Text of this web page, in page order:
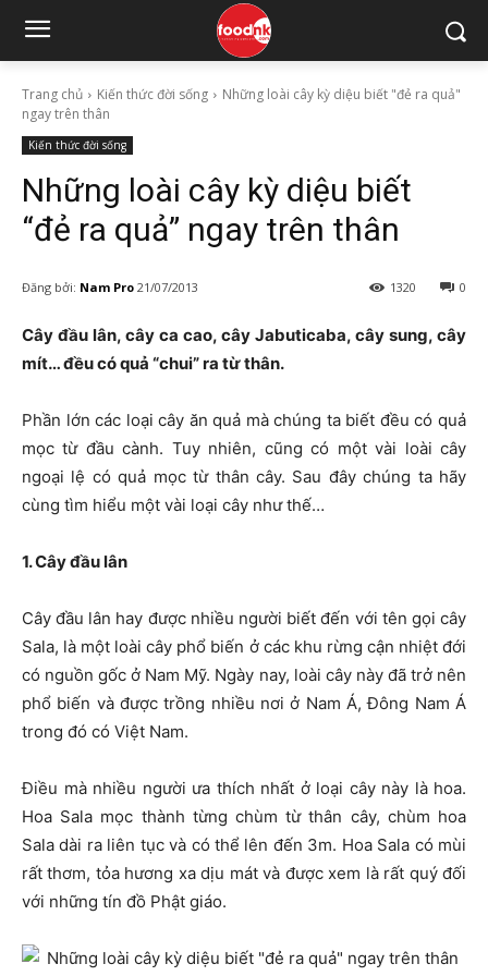
Trang chủ Kiến thức đời sống
Những loài cây kỳ diệu biết "đẻ ra quả"
ngay trên thân
Kiến thức đời sống
Những loài cây kỳ diệu biết
“đẻ ra quả” ngay trên thân
Đăng bởi: Nam Pro 21/07/2013 0
1320
Cây đầu lân, cây ca cao, cây Jabuticaba, cây sung, cây
mít… đều có quả “chui” ra từ thân.
Phần lớn các loại cây ăn quả mà chúng ta biết đều có quả
mọc từ đầu cành. Tuy nhiên, cũng có một vài loài cây
ngoại lệ có quả mọc từ thân cây. Sau đây chúng ta hãy
cùng tìm hiểu một vài loại cây như thế…
1. Cây đầu lân
Cây đầu lân hay được nhiều người biết đến với tên gọi cây
Sala, là một loài cây phổ biến ở các khu rừng cận nhiệt đới
có nguồn gốc ở Nam Mỹ. Ngày nay, loài cây này đã trở nên
phổ biến và được trồng nhiều nơi ở Nam Á, Đông Nam Á
trong đó có Việt Nam.
Điều mà nhiều người ưa thích nhất ở loại cây này là hoa.
Hoa Sala mọc thành từng chùm từ thân cây, chùm hoa
Sala dài ra liên tục và có thể lên đến 3m. Hoa Sala có mùi
rất thơm, tỏa hương xa dịu mát và được xem là rất quý đối
với những tín đồ Phật giáo.